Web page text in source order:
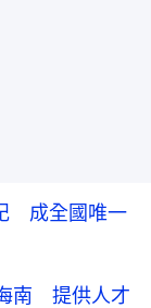
成全國唯一
南 提供人才